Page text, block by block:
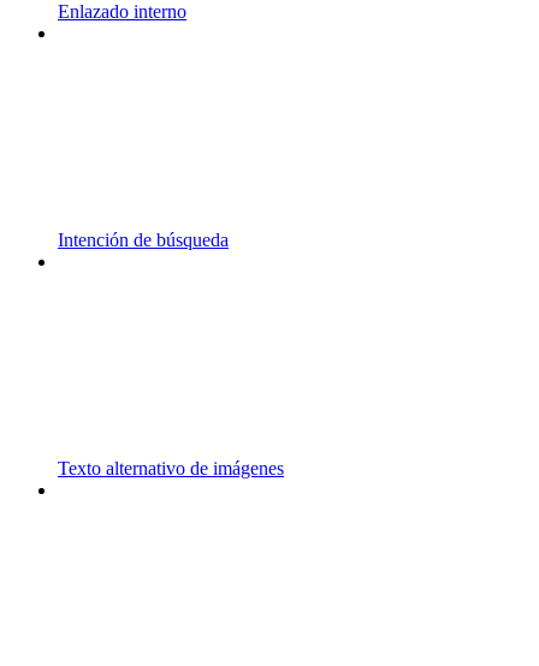
Enlazado interno
Intención de búsqueda
Texto alternativo de imágenes